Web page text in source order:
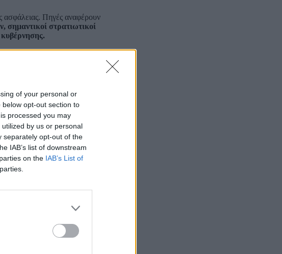
of your personal or
opt-out section to
processed you may
by us or personal
separately opt-out of the
IAB’s list of downstream
on the IAB’s List of
ασφάλειας. Πηγές αναφέρουν
σημαντικοί στρατιωτικοί
, με συστηματικές
ατζέντα»
οι ένοπλες δυνάμεις με
εξουσίας σε έναν στενό